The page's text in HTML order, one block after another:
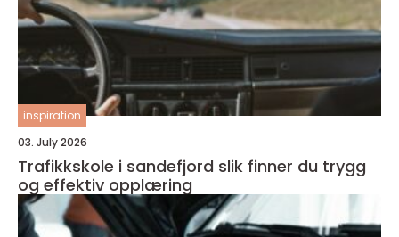
inspiration
03. July 2026
Trafikkskole i sandefjord slik finner du trygg
og effektiv opplæring